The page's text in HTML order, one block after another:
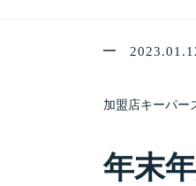
加盟店キーパー
年末